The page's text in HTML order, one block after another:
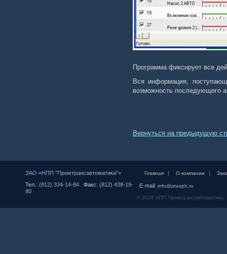
Программа фиксирует все
Вся информация,
возможность последующего
Вернуться на предыдущую
ЗАО «НПП "Промтрансавтоматика"»
Тел.: (812) 334-14-84 Факс: (812) 438-19-
80
Главная | О компании |
E-mail: info@ptaspb.ru
© 2026 НПП Промтрансавтоматика